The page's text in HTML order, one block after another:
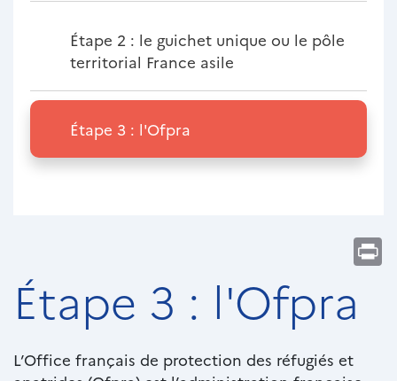
Étape 3 : l'Ofpra
Chapô
L’Office français de protection des réfugiés et
Étape 2 : le guichet unique ou le pôle
territorial France asile
Étape 3 : l'Ofpra